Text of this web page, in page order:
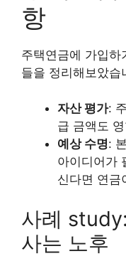
항
주택연금에 가입
들을 정리해보았습
자산 평가:
급 금액도
예상 수명:
아이디어가
신다면 연금
사례
사는 노후